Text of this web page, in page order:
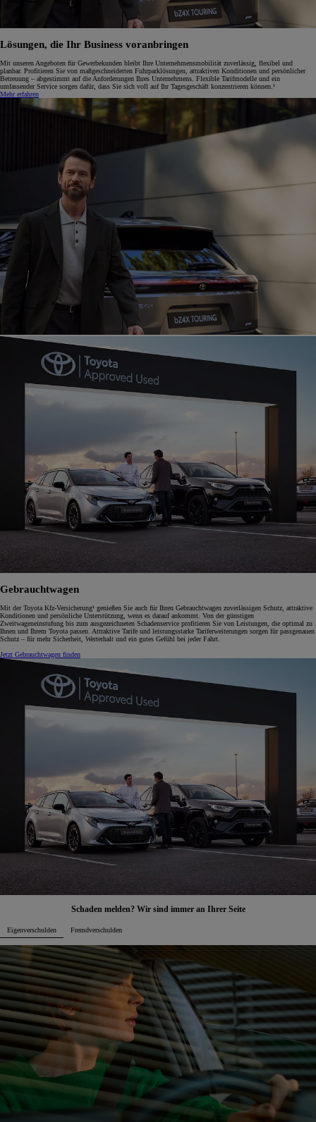
Lösungen, die Ihr Business voranbringen
Mit unseren Angeboten für Gewerbekunden bleibt Ihre Unternehmensmobilität zuverlässig, flexibel und
planbar. Profitieren Sie von maßgeschneiderten Fuhrparklösungen, attraktiven Konditionen und persönlicher
Betreuung – abgestimmt auf die Anforderungen Ihres Unternehmens. Flexible Tarifmodelle und ein
umfassender Service sorgen dafür, dass Sie sich voll auf Ihr Tagesgeschäft konzentrieren können.¹
Mehr erfahren
Gebrauchtwagen
Mit der Toyota Kfz-Versicherung¹ genießen Sie auch für Ihren Gebrauchtwagen zuverlässigen Schutz, attraktive
Konditionen und persönliche Unterstützung, wenn es darauf ankommt. Von der günstigen
Zweitwageneinstufung bis zum ausgezeichneten Schadenservice profitieren Sie von Leistungen, die optimal zu
Ihnen und Ihrem Toyota passen. Attraktive Tarife und leistungsstarke Tariferweiterungen sorgen für passgenauen
Schutz – für mehr Sicherheit, Werterhalt und ein gutes Gefühl bei jeder Fahrt.
Jetzt Gebrauchtwagen finden
Schaden melden? Wir sind immer an Ihrer Seite
Eigenverschulden Fremdverschulden